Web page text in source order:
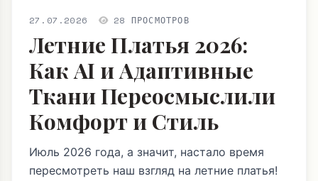
27.07.2026 28 ПРОСМОТРОВ
Летние Платья 2026:
Как AI и Адаптивные
Ткани Переосмыслили
Комфорт и Стиль
Июль 2026 года, а значит, настало время
пересмотреть наш взгляд на летние платья!